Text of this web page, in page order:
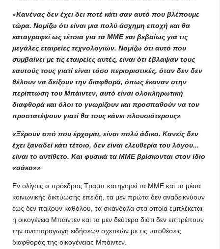
«Κανένας δεν έχει δει ποτέ κάτι σαν αυτό που βλέπουμε
τώρα. Νομίζω ότι είναι μια πολύ άσχημη εποχή και θα
καταγραφεί ως τέτοια για τα ΜΜΕ και βεβαίως για τις
μεγάλες εταιρείες τεχνολογιών. Νομίζω ότι αυτό που
συμβαίνει με τις εταιρείες αυτές, είναι ότι έβλαψαν τους
εαυτούς τους γιατί είναι τόσο περιοριστικές, όταν δεν δεν
θέλουν να δείξουν την διαφθορά, όπως έκαναν στην
περίπτωση του Μπάιντεν, αυτό είναι ολοκληρωτική
διαφθορά και όλοι το γνωρίζουν και προσπαθούν να τον
προστατέψουν γιατί θα τους κάνει πλουσιότερους»
«Ξέρουν από που έρχομαι, είναι πολύ άδικο. Κανείς δεν
έχει ξαναδεί κάτι τέτοιο, δεν είναι ελευθερία του λόγου...
είναι το αντίθετο. Και φυσικά τα ΜΜΕ βρίσκονται στον ίδιο
«σάκο»»
Εν ολίγοις ο πρόεδρος Τραμπ κατηγορεί τα ΜΜΕ και τα μέσα
κοινωνικής δικτύωσης επειδή, τα μεν πρώτα δεν αναδεικνύουν
έως δεν παίζουν καθόλου, τα σκάνδαλα στα οποία εμπλέκεται
η οικογένεια Μπάιντεν και τα μεν δεύτερα διότι δεν επιτρέπουν
την αναπαραγωγή ειδήσεων σχετικών με τις υποθέσεις
διαφθοράς της οικογένειας Μπάιντεν.